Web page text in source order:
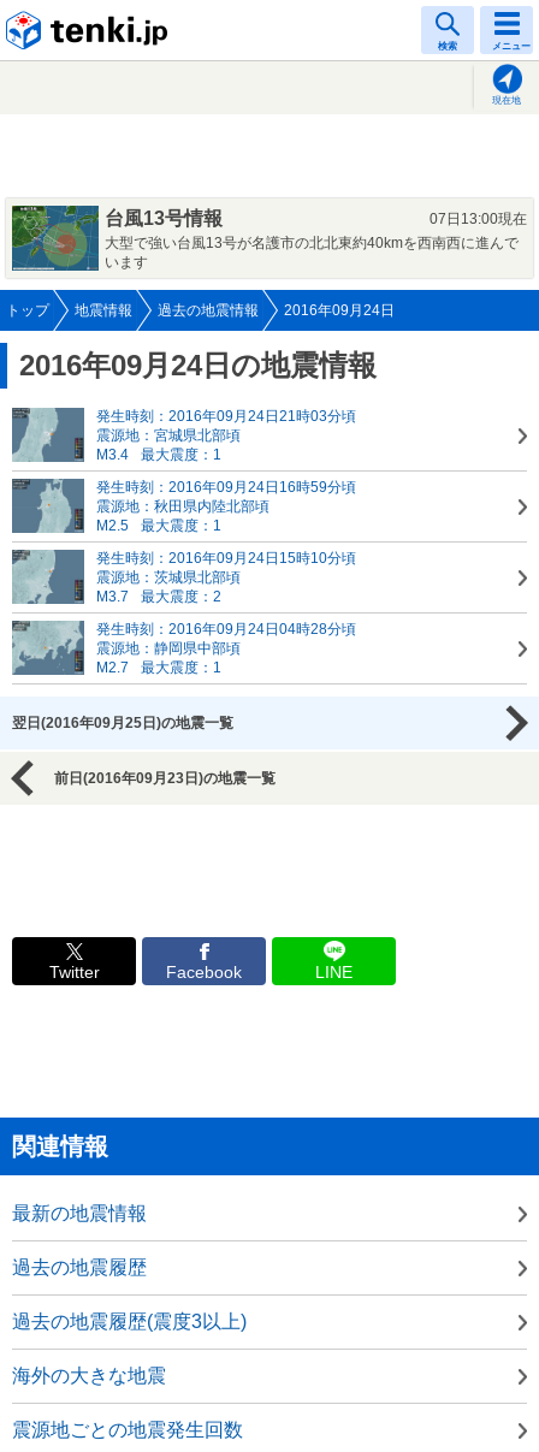
検索 メニュー
現在地
台風13号情報
07日13:00現在
大型で強い台風13号が名護市の北北東約40kmを西南西に進んで
います
トップ 地震情報 過去の地震情報 2016年09月24日
2016年09月24日の地震情報
発生時刻：2016年09月24日21時03分頃
震源地：宮城県北部頃
M3.4
最大震度：1
発生時刻：2016年09月24日16時59分頃
震源地：秋田県内陸北部頃
M2.5
最大震度：1
発生時刻：2016年09月24日15時10分頃
震源地：茨城県北部頃
M3.7
最大震度：2
発生時刻：2016年09月24日04時28分頃
震源地：静岡県中部頃
M2.7
最大震度：1
翌日(2016年09月25日)の地震一覧
前日(2016年09月23日)の地震一覧
Twitter Facebook LINE
関連情報
最新の地震情報
過去の地震履歴
過去の地震履歴(震度3以上)
海外の大きな地震
震源地ごとの地震発生回数